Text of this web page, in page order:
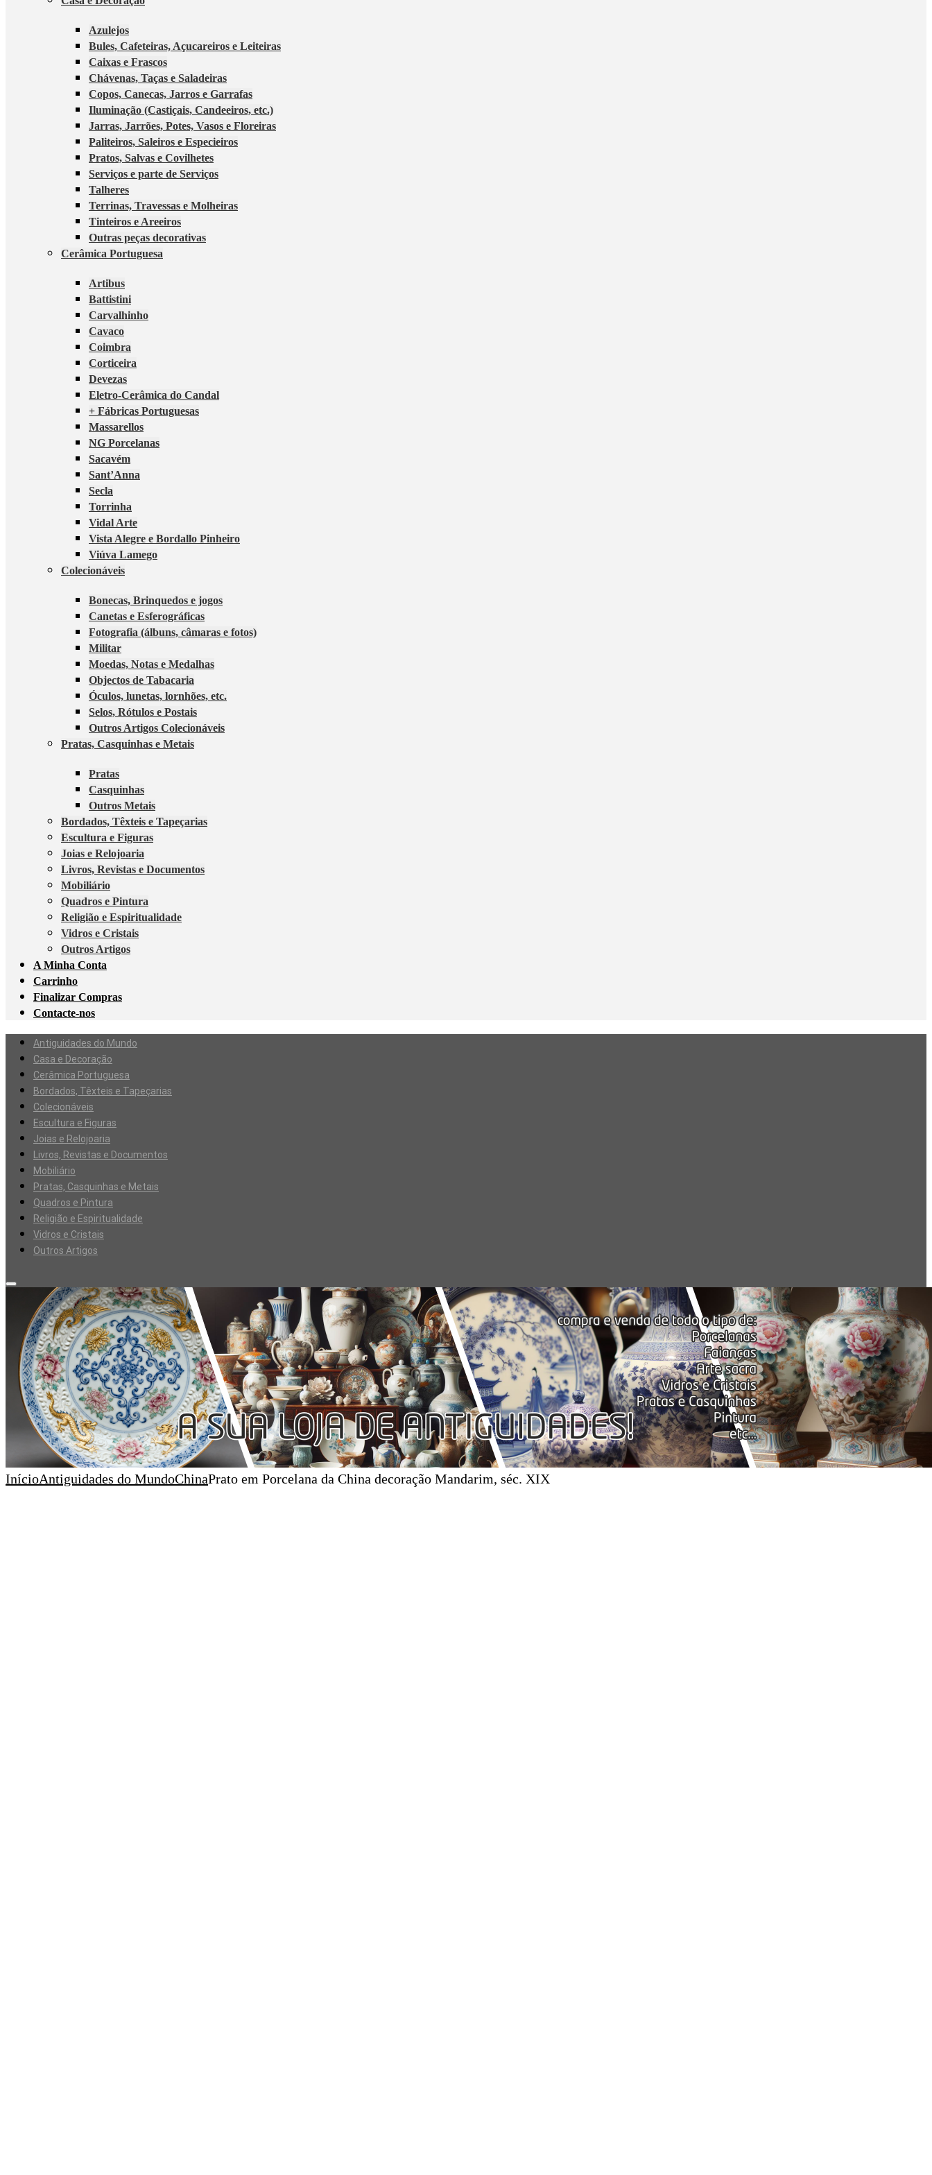
Azulejos
Bules, Cafeteiras, Açucareiros e Leiteiras
Caixas e Frascos
Chávenas, Taças e Saladeiras
Copos, Canecas, Jarros e Garrafas
Iluminação (Castiçais, Candeeiros, etc.)
Jarras, Jarrões, Potes, Vasos e Floreiras
Paliteiros, Saleiros e Especieiros
Pratos, Salvas e Covilhetes
Serviços e parte de Serviços
Talheres
Terrinas, Travessas e Molheiras
Tinteiros e Areeiros
Outras peças decorativas
Cerâmica Portuguesa
Artibus
Battistini
Carvalhinho
Cavaco
Coimbra
Corticeira
Devezas
Eletro-Cerâmica do Candal
+ Fábricas Portuguesas
Massarellos
NG Porcelanas
Sacavém
Sant’Anna
Secla
Torrinha
Vidal Arte
Vista Alegre e Bordallo Pinheiro
Viúva Lamego
Colecionáveis
Bonecas, Brinquedos e jogos
Canetas e Esferográficas
Fotografia (álbuns, câmaras e fotos)
Militar
Moedas, Notas e Medalhas
Objectos de Tabacaria
Óculos, lunetas, lornhões, etc.
Selos, Rótulos e Postais
Outros Artigos Colecionáveis
Pratas, Casquinhas e Metais
Pratas
Casquinhas
Outros Metais
Bordados, Têxteis e Tapeçarias
Escultura e Figuras
Joias e Relojoaria
Livros, Revistas e Documentos
Mobiliário
Quadros e Pintura
Religião e Espiritualidade
Vidros e Cristais
Outros Artigos
A Minha Conta
Carrinho
Finalizar Compras
Contacte-nos
Antiguidades do Mundo
Casa e Decoração
Cerâmica Portuguesa
Bordados, Têxteis e Tapeçarias
Colecionáveis
Escultura e Figuras
Joias e Relojoaria
Livros, Revistas e Documentos
Mobiliário
Pratas, Casquinhas e Metais
Quadros e Pintura
Religião e Espiritualidade
Vidros e Cristais
Outros Artigos
InícioAntiguidades do MundoChinaPrato em Porcelana da China decoração Mandarim, séc. XIX